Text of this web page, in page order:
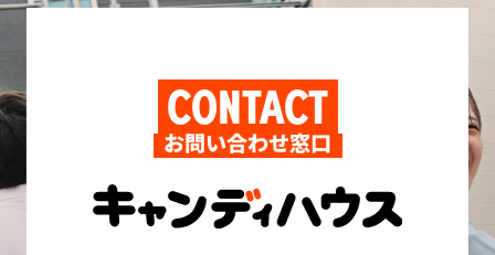
CONTACT
お問い合わせ窓口